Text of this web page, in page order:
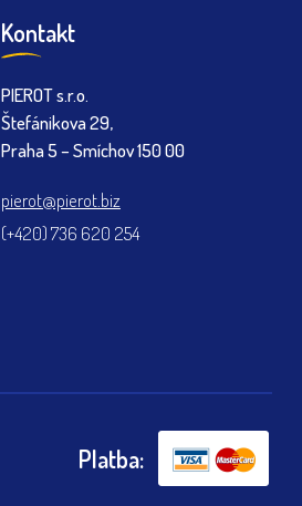
Kontakt
PIEROT s.r.o.
Štefánikova 29,
Praha 5 – Smíchov 150 00
pierot@pierot.biz
(+420) 736 620 254
Platba: